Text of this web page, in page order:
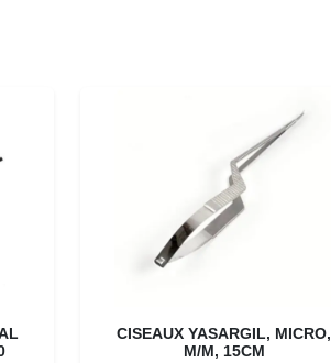
CISEAUX YASARGIL, MICRO,
M/M, 15CM